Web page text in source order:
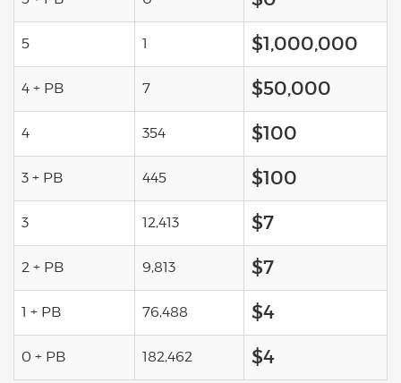
5 1 $1,000,000
4 + PB 7 $50,000
4 354 $100
3 + PB 445 $100
3 12,413 $7
2 + PB 9,813 $7
1 + PB 76,488 $4
0 + PB 182,462 $4